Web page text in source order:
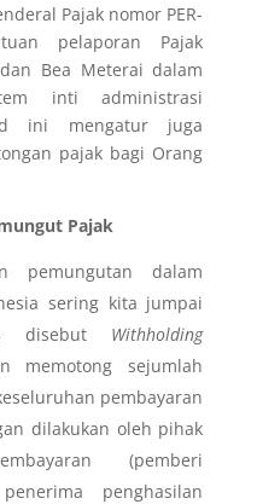
Pajak nomor PER-
pelaporan Pajak
Bea Meterai dalam
inti administrasi
ini mengatur juga
pajak bagi Orang
Pajak
pemungutan dalam
sering kita jumpai
disebut
Withholding
memotong sejumlah
pembayaran
dilakukan oleh pihak
(pemberi
penghasilan